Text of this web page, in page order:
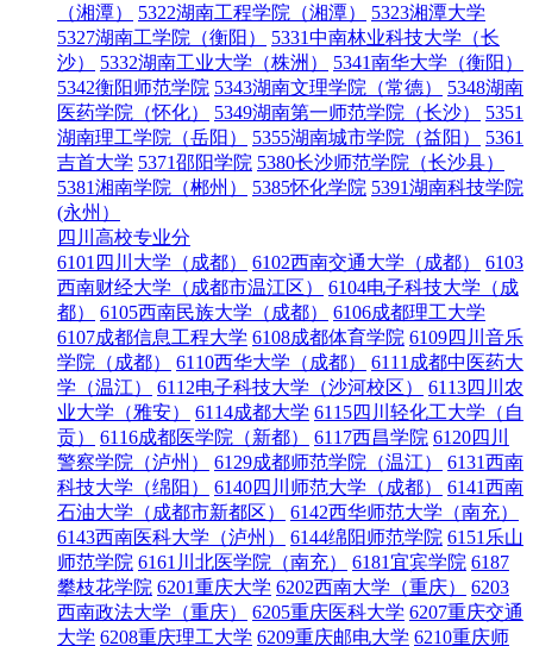
（湘潭）
5322湖南工程学院（湘潭）
5323湘潭大学
5327湖南工学院（衡阳）
5331中南林业科技大学（长
沙）
5332湖南工业大学（株洲）
5341南华大学（衡阳）
5342衡阳师范学院 5343湖南文理学院（常德）
5348湖南
医药学院（怀化）
5349湖南第一师范学院（长沙）
5351
湖南理工学院（岳阳）
5355湖南城市学院（益阳）
5361
吉首大学 5371邵阳学院 5380长沙师范学院（长沙县）
5381湘南学院（郴州）
5385怀化学院 5391湖南科技学院
(永州）
四川高校专业分
6101四川大学（成都）
6102西南交通大学（成都）
6103
西南财经大学（成都市温江区）
6104电子科技大学（成
都）
6105西南民族大学（成都）
6106成都理工大学
6107成都信息工程大学 6108成都体育学院 6109四川音乐
学院（成都）
6110西华大学（成都）
6111成都中医药大
学（温江）
6112电子科技大学（沙河校区）
6113四川农
业大学（雅安）
6114成都大学 6115四川轻化工大学（自
贡）
6116成都医学院（新都） 6117西昌学院 6120四川
警察学院（泸州）
6129成都师范学院（温江）
6131西南
科技大学（绵阳）
6140四川师范大学（成都）
6141西南
石油大学（成都市新都区）
6142西华师范大学（南充）
6143西南医科大学（泸州）
6144绵阳师范学院 6151乐山
师范学院 6161川北医学院（南充） 6181宜宾学院 6187
攀枝花学院 6201重庆大学 6202西南大学（重庆）
6203
西南政法大学（重庆）
6205重庆医科大学 6207重庆交通
大学 6208重庆理工大学 6209重庆邮电大学 6210重庆师